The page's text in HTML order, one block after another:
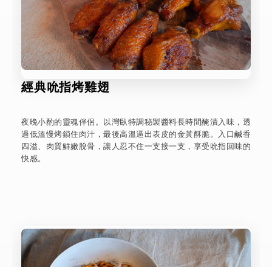
經典吮指烤雞翅
夜晚小酌的靈魂伴侶。以灣臥特調秘製醬料長時間醃漬入味，透
過低溫慢烤鎖住肉汁，最後高溫逼出表皮的金黃酥脆。入口鹹香
四溢、肉質鮮嫩脫骨，讓人忍不住一支接一支，享受吮指回味的
快感。